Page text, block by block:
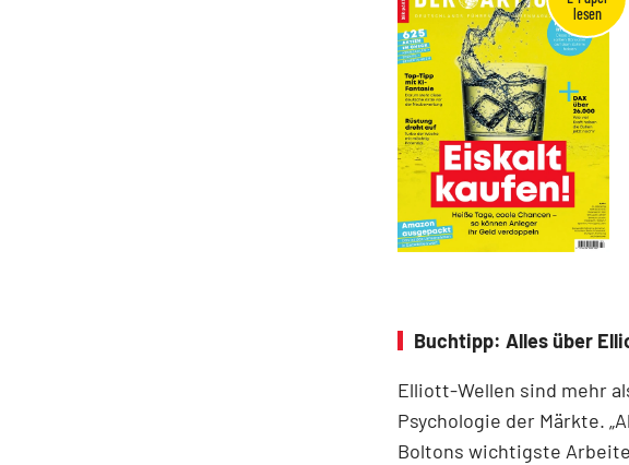
Buchtipp: Alles über
Elliott-Wellen sind mehr
Psychologie der Märkte.
Boltons wichtigste